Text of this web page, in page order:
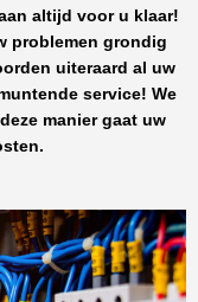
altijd voor u klaar!
problemen grondig
uiteraard al uw
service! We
manier gaat uw